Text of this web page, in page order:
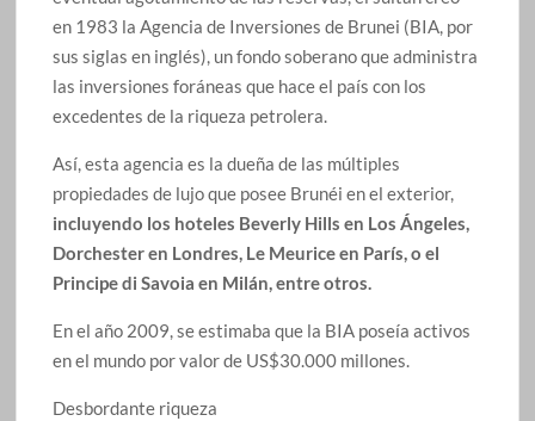
en 1983 la Agencia de Inversiones de Brunei (BIA, por
sus siglas en inglés), un fondo soberano que administra
las inversiones foráneas que hace el país con los
excedentes de la riqueza petrolera.
Así, esta agencia es la dueña de las múltiples
propiedades de lujo que posee Brunéi en el exterior,
incluyendo los hoteles Beverly Hills en Los Ángeles,
Dorchester en Londres, Le Meurice en París, o el
Principe di Savoia en Milán, entre otros.
En el año 2009, se estimaba que la BIA poseía activos
en el mundo por valor de US$30.000 millones.
Desbordante riqueza